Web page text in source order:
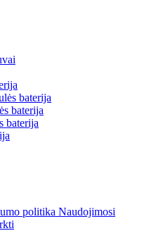
baterija
baterija
baterija
politika Naudojimosi